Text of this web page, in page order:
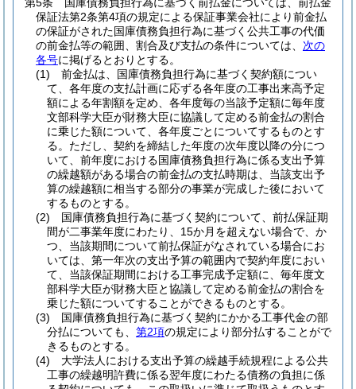
保証法第2条第4項の規定による保証事業会社により前金払
の保証がされた国庫債務負担行為に基づく公共工事の代価
の前金払等の範囲、割合及び支払の条件については、 次の
各号に掲げるとおりとする。
(1)
前金払は、国庫債務負担行為に基づく契約額につい
て、各年度の支払計画に応ずる各年度の工事出来高予定
額による年割額を定め、各年度毎の当該予定額に毎年度
文部科学大臣が財務大臣に協議して定める前金払の割合
に乗じた額について、各年度ごとについてするものとす
る。 ただし、契約を締結した年度の次年度以降の分につ
いて、前年度における国庫債務負担行為に係る支出予算
の繰越額がある場合の前金払の支払時期は、当該支出予
算の繰越額に相当する部分の事業が完成した後において
するものとする。
(2)
国庫債務負担行為に基づく契約について、前払保証期
間が二事業年度にわたり、15か月を超えない場合で、か
つ、当該期間について前払保証がなされている場合にお
いては、第一年次の支出予算の範囲内で契約年度におい
て、当該保証期間における工事完成予定額に、毎年度文
部科学大臣が財務大臣と協議して定める前金払の割合を
乗じた額についてすることができるものとする。
(3)
国庫債務負担行為に基づく契約にかかる工事代金の部
分払についても、 第2項の規定により部分払することがで
きるものとする。
(4)
大学法人における支出予算の繰越手続規程による公共
工事の繰越明許費に係る翌年度にわたる債務の負担に係